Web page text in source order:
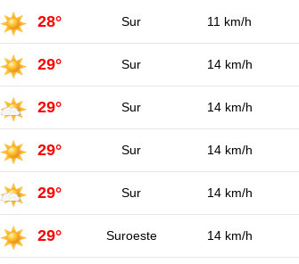
28° Sur 11 km/h
29° Sur 14 km/h
29° Sur 14 km/h
29° Sur 14 km/h
29° Sur 14 km/h
29° Suroeste 14 km/h